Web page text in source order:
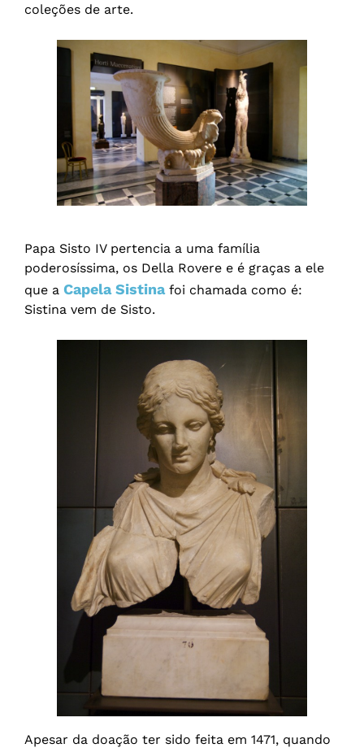
coleções de arte.
Papa Sisto IV pertencia a uma família
poderosíssima, os Della Rovere e é graças a ele
que a Capela Sistinafoi chamada como é:
Sistina vem de Sisto.
Apesar da doação ter sido feita em 1471, quando